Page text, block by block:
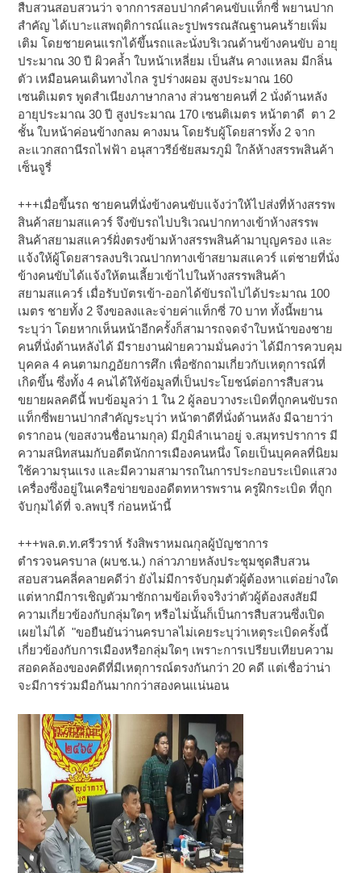
สืบสวนสอบสวนว่า จากการสอบปากคำคนขับแท็กซี่ พยานปาก
สำคัญ ได้เบาะแสพฤติการณ์และรูปพรรณสัณฐานคนร้ายเพิ่ม
เติม โดยชายคนแรกได้ขึ้นรถและนั่งบริเวณด้านข้างคนขับ อายุ
ประมาณ 30 ปี ผิวคล้ำ ใบหน้าเหลี่ยม เป็นสัน คางแหลม มีกลิ่น
ตัว เหมือนคนเดินทางไกล รูปร่างผอม สูงประมาณ 160
เซนติเมตร พูดสำเนียงภาษากลาง ส่วนชายคนที่ 2 นั่งด้านหลัง
อายุประมาณ 30 ปี สูงประมาณ 170 เซนติเมตร หน้าตาดี ตา 2
ชั้น ใบหน้าค่อนข้างกลม คางมน โดยรับผู้โดยสารทั้ง 2 จาก
ละแวกสถานีรถไฟฟ้า อนุสาวรีย์ชัยสมรภูมิ ใกล้ห้างสรรพสินค้า
เซ็นจูรี่
+++เมื่อขึ้นรถ ชายคนที่นั่งข้างคนขับแจ้งว่าให้ไปส่งที่ห้างสรรพ
สินค้าสยามสแควร์ จึงขับรถไปบริเวณปากทางเข้าห้างสรรพ
สินค้าสยามสแควร์ฝั่งตรงข้ามห้างสรรพสินค้ามาบุญครอง และ
แจ้งให้ผู้โดยสารลงบริเวณปากทางเข้าสยามสแควร์ แต่ชายที่นั่ง
ข้างคนขับได้แจ้งให้ตนเลี้ยวเข้าไปในห้างสรรพสินค้า
สยามสแควร์ เมื่อรับบัตรเข้า-ออกได้ขับรถไปได้ประมาณ 100
เมตร ชายทั้ง 2 จึงขอลงและจ่ายค่าแท็กซี่ 70 บาท ทั้งนี้พยาน
ระบุว่า โดยหากเห็นหน้าอีกครั้งก็สามารถจดจำใบหน้าของชาย
คนที่นั่งด้านหลังได้ มีรายงานฝ่ายความมั่นคงว่า ได้มีการควบคุม
บุคคล 4 คนตามกฎอัยการศึก เพื่อซักถามเกี่ยวกับเหตุการณ์ที่
เกิดขึ้น ซึ่งทั้ง 4 คนได้ให้ข้อมูลที่เป็นประโยชน์ต่อการสืบสวน
ขยายผลคดีนี้ พบข้อมูลว่า 1 ใน 2 ผู้ลอบวางระเบิดที่ถูกคนขับรถ
แท็กซี่พยานปากสำคัญระบุว่า หน้าตาดีที่นั่งด้านหลัง มีฉายาว่า
ดรากอน (ขอสงวนชื่อนามกุล) มีภูมิลำเนาอยู่ จ.สมุทรปราการ มี
ความสนิทสนมกับอดีตนักการเมืองคนหนึ่ง โดยเป็นบุคคลที่นิยม
ใช้ความรุนแรง และมีความสามารถในการประกอบระเบิดแสวง
เครื่องซึ่งอยู่ในเครือข่ายของอดีตทหารพราน ครูฝึกระเบิด ที่ถูก
จับกุมได้ที่ จ.ลพบุรี ก่อนหน้านี้
+++พล.ต.ท.ศรีวราห์ รังสิพราหมณกุลผู้บัญชาการ
ตำรวจนครบาล (ผบช.น.) กล่าวภายหลังประชุมชุดสืบสวน
สอบสวนคลี่คลายคดีว่า ยังไม่มีการจับกุมตัวผู้ต้องหาแต่อย่างใด
แต่หากมีการเชิญตัวมาซักถามข้อเท็จจริงว่าตัวผู้ต้องสงสัยมี
ความเกี่ยวข้องกับกลุ่มใดๆ หรือไม่นั้นก็เป็นการสืบสวนซึ่งเปิด
เผยไม่ได้ "ขอยืนยันว่านครบาลไม่เคยระบุว่าเหตุระเบิดครั้งนี้
เกี่ยวข้องกับการเมืองหรือกลุ่มใดๆ เพราะการเปรียบเทียบความ
สอดคล้องของคดีที่มีเหตุการณ์ตรงกันกว่า 20 คดี แต่เชื่อว่าน่า
จะมีการร่วมมือกันมากกว่าสองคนแน่นอน